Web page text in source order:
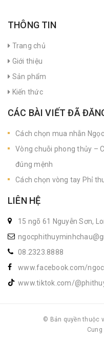
THÔNG TIN
Trang chủ
Giới thiệu
Sản phẩm
Kiến thức
CÁC BÀI VIẾT ĐÃ
Cách chọn mua nhẫn
Vòng chuỗi phong thủy –
đúng mệnh
Cách chọn vòng tay Phỉ
LIÊN HỆ
15 ngõ 61 Nguyễn Sơn,
08.2323.8888
www.facebook.com/
www.tiktok.com/
© Bản quyền thuộc